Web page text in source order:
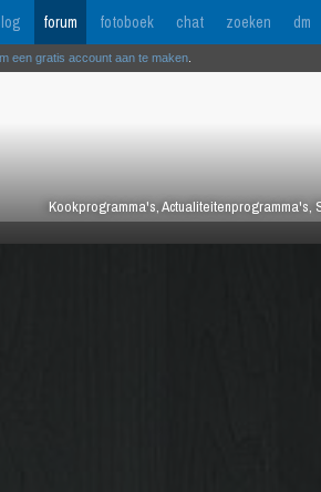
forum fotoboek chat zoeken dm
Kookprogramma's,
een gratis account aan te maken